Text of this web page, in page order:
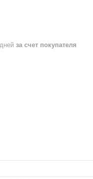
за счет покупателя